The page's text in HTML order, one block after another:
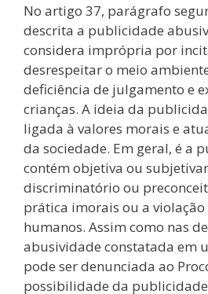
No artigo 37, parágrafo
descrita a publicidade
considera imprópria por
desrespeitar o meio
deficiência de julgamento e
crianças. A ideia da
ligada à valores morais e
da sociedade. Em geral, é a
contém objetiva ou
discriminatório ou
prática imorais ou a
humanos. Assim como nas
abusividade constatada em
pode ser denunciada ao
possibilidade da